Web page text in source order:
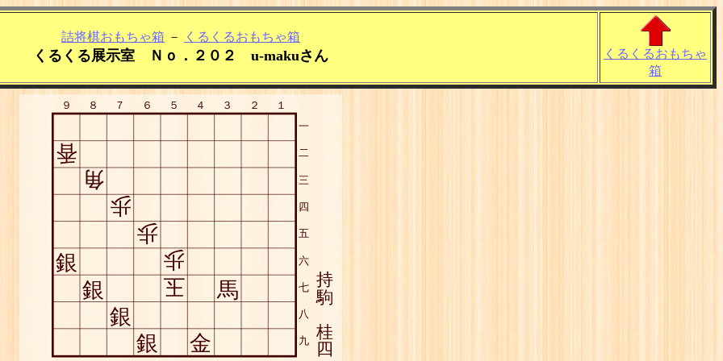
詰将棋おもちゃ箱 － くるくるおもちゃ箱
くるくる展示室 Ｎｏ．２０２ u-makuさん
くるくるおもちゃ
箱
９
一
８
二
７
三
６
四
５
五
４
六
３
七
２
八
１
九
香
角
歩
歩
銀
歩
銀
玉
馬
銀
銀
金 四
桂
駒
持